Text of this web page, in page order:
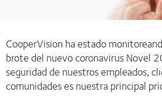
CooperVision ha estado
brote del nuevo coronavirus Novel
seguridad de nuestros empleados,
comunidades es nuestra principal